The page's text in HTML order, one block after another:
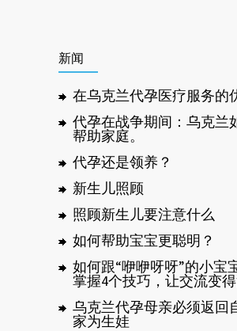
新闻
在乌克兰代孕医疗服务的
代孕在战争期间：乌克兰
帮助家庭。
代孕还是领养？
新生儿照顾
照顾新生儿要注意什么
如何帮助宝宝更聪明？
如何跟“咿咿呀呀”的小宝
掌握4个技巧，让交流变
乌克兰代孕母亲必须返回
家为生娃